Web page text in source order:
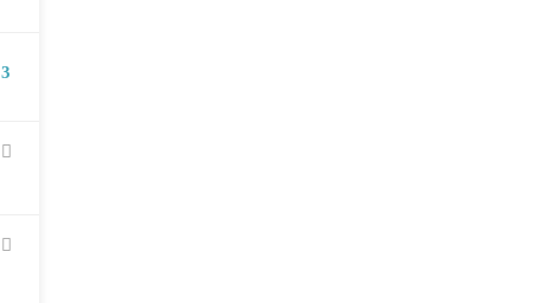
3